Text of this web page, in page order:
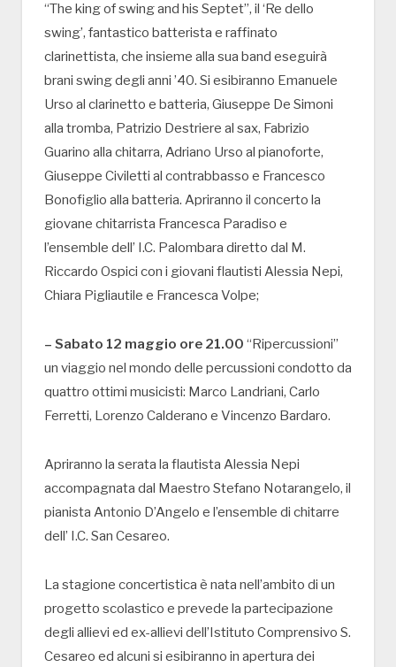
“The king of swing and his Septet”, il ‘Re dello
swing’, fantastico batterista e raffinato
clarinettista, che insieme alla sua band eseguirà
brani swing degli anni ’40. Si esibiranno Emanuele
Urso al clarinetto e batteria, Giuseppe De Simoni
alla tromba, Patrizio Destriere al sax, Fabrizio
Guarino alla chitarra, Adriano Urso al pianoforte,
Giuseppe Civiletti al contrabbasso e Francesco
Bonofiglio alla batteria. Apriranno il concerto la
giovane chitarrista Francesca Paradiso e
l’ensemble dell’ I.C. Palombara diretto dal M.
Riccardo Ospici con i giovani flautisti Alessia Nepi,
Chiara Pigliautile e Francesca Volpe;
– Sabato 12 maggio ore 21.00 “Ripercussioni”
un viaggio nel mondo delle percussioni condotto da
quattro ottimi musicisti: Marco Landriani, Carlo
Ferretti, Lorenzo Calderano e Vincenzo Bardaro.
Apriranno la serata la flautista Alessia Nepi
accompagnata dal Maestro Stefano Notarangelo, il
pianista Antonio D’Angelo e l’ensemble di chitarre
dell’ I.C. San Cesareo.
La stagione concertistica è nata nell’ambito di un
progetto scolastico e prevede la partecipazione
degli allievi ed ex-allievi dell’Istituto Comprensivo S.
Cesareo ed alcuni si esibiranno in apertura dei